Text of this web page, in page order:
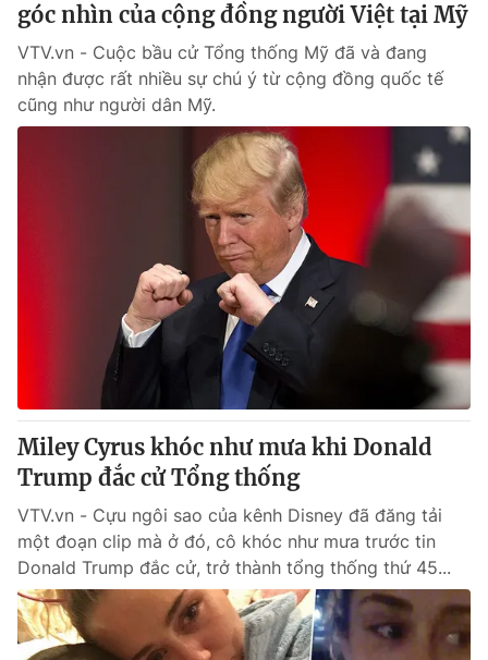
góc nhìn của cộng đồng người Việt tại Mỹ
VTV.vn - Cuộc bầu cử Tổng thống Mỹ đã và đang
nhận được rất nhiều sự chú ý từ cộng đồng quốc tế
cũng như người dân Mỹ.
Miley Cyrus khóc như mưa khi Donald
Trump đắc cử Tổng thống
VTV.vn - Cựu ngôi sao của kênh Disney đã đăng tải
một đoạn clip mà ở đó, cô khóc như mưa trước tin
Donald Trump đắc cử, trở thành tổng thống thứ 45...